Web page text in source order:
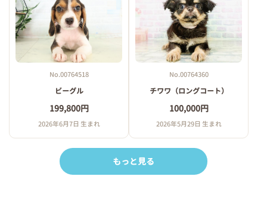
No.00764518
ビーグル
199,800円
2026年6月7日 生まれ
No.00764360
チワワ（ロングコート）
100,000円
2026年5月29日 生まれ
もっと見る